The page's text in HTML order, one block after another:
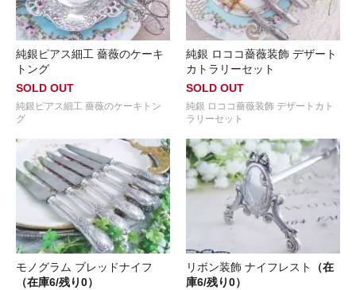
純銀ピアス細工 薔薇のケーキ
トング
SOLD OUT
純銀ピアス細工 薔薇のケーキトン
グ
純銀 ロココ薔薇装飾 デザート
カトラリーセット
SOLD OUT
純銀 ロココ薔薇装飾 デザートカト
ラリーセット
モノグラム ブレッドナイフ
（在庫6/残り0）
リボン装飾 ナイフレスト
（在
庫6/残り0）